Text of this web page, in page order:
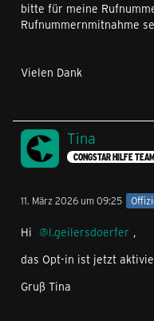
bitte für meine
Rufnummernmitnahme
Vielen Dank
Tina
CONGSTAR HILFE TEAM
11. März 2026 um 09:25
Hi l.geilersdoerfer ,
das Opt-in ist jetzt
Gruß Tina